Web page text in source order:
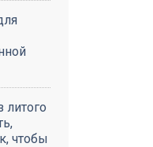
литого
чтобы